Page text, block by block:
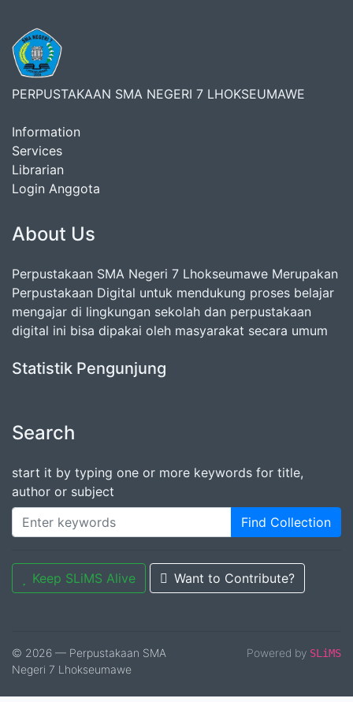
PERPUSTAKAAN SMA NEGERI 7 LHOKSEUMAWE
Information
Services
Librarian
Login Anggota
About Us
Perpustakaan SMA Negeri 7 Lhokseumawe Merupakan
Perpustakaan Digital untuk mendukung proses belajar
mengajar di lingkungan sekolah dan perpustakaan
digital ini bisa dipakai oleh masyarakat secara umum
Statistik Pengunjung
Search
start it by typing one or more keywords for title,
author or subject
Find Collection
Keep SLiMS Alive Want to Contribute?
© 2026 — Perpustakaan SMA
Negeri 7 Lhokseumawe
Powered by SLiMS